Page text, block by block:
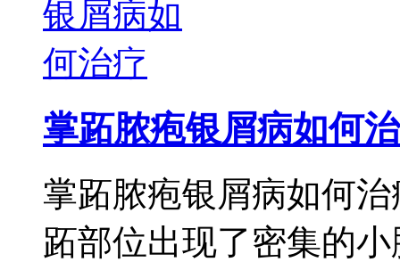
掌跖脓疱银屑病如何治
掌跖脓疱银屑病如何
跖部位出现了密集的